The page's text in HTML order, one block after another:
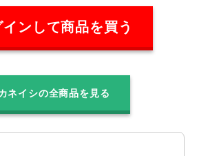
インして商品を買う
ネイシの全商品を見る